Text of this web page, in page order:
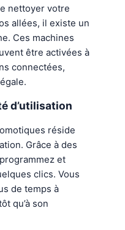
nettoyer votre
allées, il existe un
Ces machines
être activées à
connectées,
d’utilisation
réside
Grâce à des
et
clics. Vous
de temps à
qu’à son